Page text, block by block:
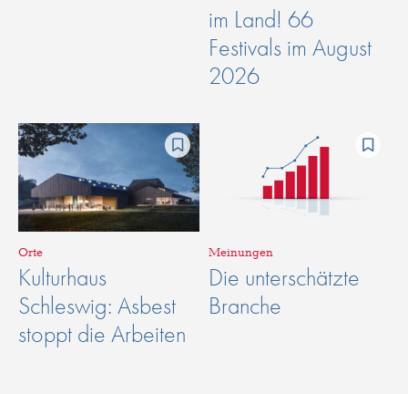
im Land! 66
Festivals im August
2026
Orte
Kulturhaus
Schleswig: Asbest
stoppt die Arbeiten
Meinungen
Die unterschätzte
Branche